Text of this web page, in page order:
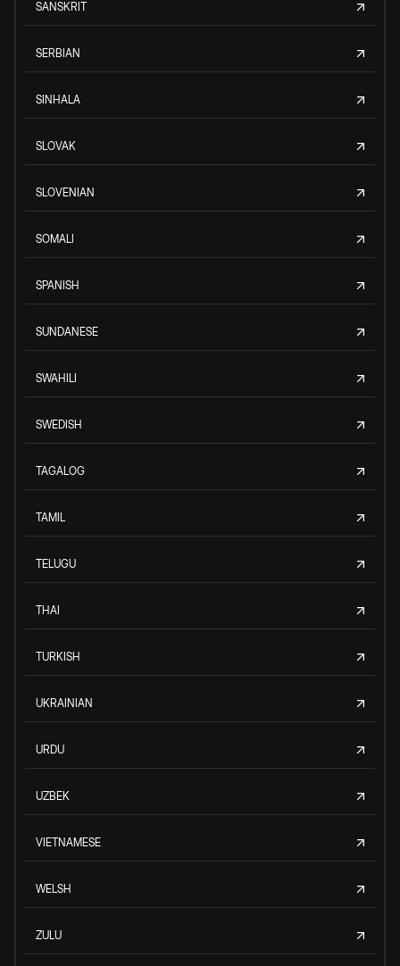
SANSKRIT
SERBIAN
SINHALA
SLOVAK
SLOVENIAN
SOMALI
SPANISH
SUNDANESE
SWAHILI
SWEDISH
TAGALOG
TAMIL
TELUGU
THAI
TURKISH
UKRAINIAN
URDU
UZBEK
VIETNAMESE
WELSH
ZULU